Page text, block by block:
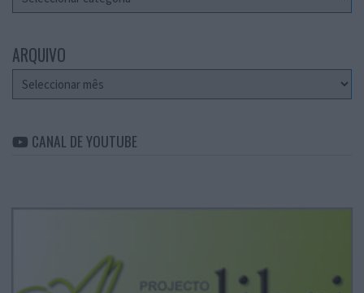
ARQUIVO
Arquivo
CANAL DE YOUTUBE